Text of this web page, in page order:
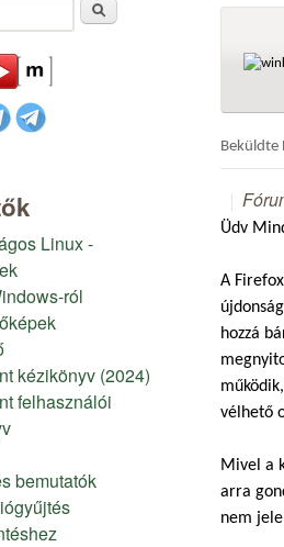
Beküldte
Üdv
A
hozzá
vélhető
Mivel a
arra
nem
Linux -
ról
kézikönyv (2024)
felhasználói
bemutatók